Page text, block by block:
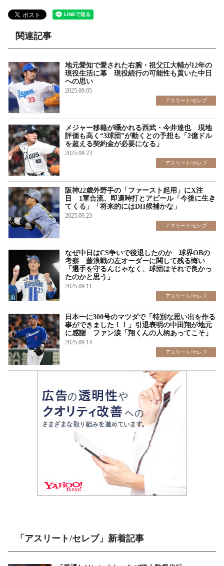
関連記事
地元愛知で愛された右腕・祖父江大輔が12年の
現役生活に幕 現役続行の可能性も貫いた中日
への思い
2025.09.05
アスリート/セレブ
メジャー移籍が囁かれる西武・今井達也 現地
評価も高く“3球団”が動くとの予想も「2億ドル
を超える契約金が必要になる」
2025.09.23
アスリート/セレブ
阪神22歳外野手の「ファースト起用」にX注
目 1軍合流、即適時打とアピール「今後に生き
てくる」「将来的にはDH候補かな」
2025.09.23
アスリート/セレブ
なぜ中日はCS争いで後退したのか 球界OBの
考察 藤浪戦の左オーダーに関して残る悔い
「選手を守るんじゃなく、球団はそれで良かっ
たのかと思う」
2025.09.11
アスリート/セレブ
日本一に300号のマツダで「特別な思い出を作る
事ができました！！」引退表明の中田翔が地元
に感謝 ファン涙「翔くんの人柄あってこそ」
2025.09.14
アスリート/セレブ
「アスリート/セレブ」新着記事